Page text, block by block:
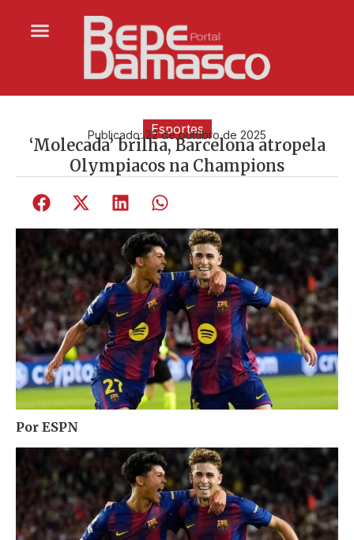
Esportes
Publicado:22 de outubro de 2025
‘Molecada’ brilha, Barcelona atropela
Olympiacos na Champions
Por ESPN